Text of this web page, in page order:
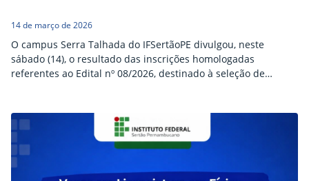
14 de março de 2026
O campus Serra Talhada do IFSertãoPE divulgou, neste
sábado (14), o resultado das inscrições homologadas
referentes ao Edital nº 08/2026, destinado à seleção de
discentes habilitados para a etapa de entrevistas, que integra
o processo seletivo, além das inscrições indeferidas,
acompanhadas…